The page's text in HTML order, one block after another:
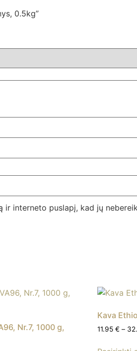
0.5kg”
interneto puslapį, kad jų
Nr.7, 1000 g,
Kava
11.95 € –